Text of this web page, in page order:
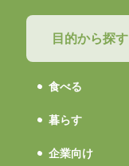
目的から探す
食べる
暮らす
企業向け